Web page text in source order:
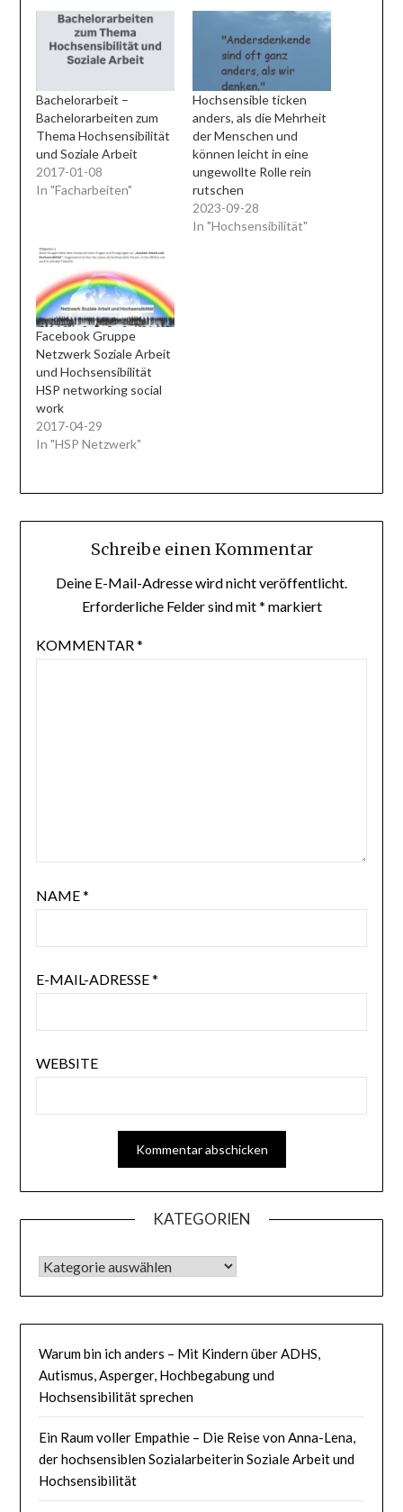
Bachelorarbeit –
Bachelorarbeiten zum
Thema Hochsensibilität
und Soziale Arbeit
2017-01-08
In "Facharbeiten"
Hochsensible ticken
anders, als die Mehrheit
der Menschen und
können leicht in eine
ungewollte Rolle rein
rutschen
2023-09-28
In "Hochsensibilität"
Facebook Gruppe
Netzwerk Soziale Arbeit
und Hochsensibilität
HSP networking social
work
2017-04-29
In "HSP Netzwerk"
Schreibe einen Kommentar
Deine E-Mail-Adresse wird nicht veröffentlicht.
Erforderliche Felder sind mit* markiert
KOMMENTAR*
NAME*
E-MAIL-ADRESSE*
WEBSITE
KATEGORIEN
KATEGORIEN
Warum bin ich anders – Mit Kindern über ADHS,
Autismus, Asperger, Hochbegabung und
Hochsensibilität sprechen
Ein Raum voller Empathie – Die Reise von Anna-Lena,
der hochsensiblen Sozialarbeiterin Soziale Arbeit und
Hochsensibilität